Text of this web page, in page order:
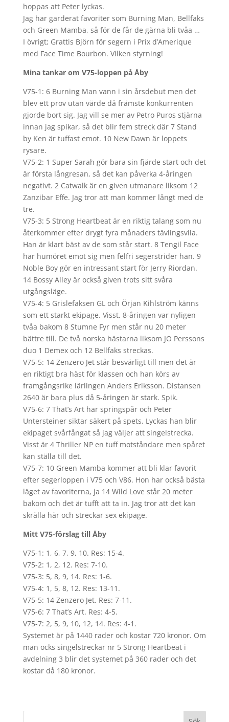
hoppas att Peter lyckas.
Jag har garderat favoriter som Burning Man, Bellfaks
och Green Mamba, så för de får de gärna bli tvåa …
I övrigt; Grattis Björn för segern i Prix d’Amerique
med Face Time Bourbon. Vilken styrning!
Mina tankar om V75-loppen på Åby
V75-1: 6 Burning Man vann i sin årsdebut men det
blev ett prov utan värde då främste konkurrenten
gjorde bort sig. Jag vill se mer av Petro Puros stjärna
innan jag spikar, så det blir fem streck där 7 Stand
by Ken är tuffast emot. 10 New Dawn är loppets
rysare.
V75-2: 1 Super Sarah gör bara sin fjärde start och det
är första långresan, så det kan påverka 4-åringen
negativt. 2 Catwalk är en given utmanare liksom 12
Zanzibar Effe. Jag tror att man kommer långt med de
tre.
V75-3: 5 Strong Heartbeat är en riktig talang som nu
återkommer efter drygt fyra månaders tävlingsvila.
Han är klart bäst av de som står start. 8 Tengil Face
har humöret emot sig men felfri segerstrider han. 9
Noble Boy gör en intressant start för Jerry Riordan.
14 Bossy Alley är också given trots sitt svåra
utgångsläge.
V75-4: 5 Grislefaksen GL och Örjan Kihlström känns
som ett starkt ekipage. Visst, 8-åringen var nyligen
tvåa bakom 8 Stumne Fyr men står nu 20 meter
bättre till. De två norska hästarna liksom JO Perssons
duo 1 Demex och 12 Bellfaks streckas.
V75-5: 14 Zenzero Jet står besvärligt till men det är
en riktigt bra häst för klassen och han körs av
framgångsrike lärlingen Anders Eriksson. Distansen
2640 är bara plus då 5-åringen är stark. Spik.
V75-6: 7 That’s Art har springspår och Peter
Untersteiner siktar säkert på spets. Lyckas han blir
ekipaget svårfångat så jag väljer att singelstrecka.
Visst är 4 Thriller NP en tuff motståndare men spåret
kan ställa till det.
V75-7: 10 Green Mamba kommer att bli klar favorit
efter segerloppen i V75 och V86. Hon har också bästa
läget av favoriterna, ja 14 Wild Love står 20 meter
bakom och det är tufft att ta in. Jag tror att det kan
skrälla här och streckar sex ekipage.
Mitt V75-förslag till Åby
V75-1: 1, 6, 7, 9, 10. Res: 15-4.
V75-2: 1, 2, 12. Res: 7-10.
V75-3: 5, 8, 9, 14. Res: 1-6.
V75-4: 1, 5, 8, 12. Res: 13-11.
V75-5: 14 Zenzero Jet. Res: 7-11.
V75-6: 7 That’s Art. Res: 4-5.
V75-7: 2, 5, 9, 10, 12, 14. Res: 4-1.
Systemet är på 1440 rader och kostar 720 kronor. Om
man ocks singelstreckar nr 5 Strong Heartbeat i
avdelning 3 blir det systemet på 360 rader och det
kostar då 180 kronor.